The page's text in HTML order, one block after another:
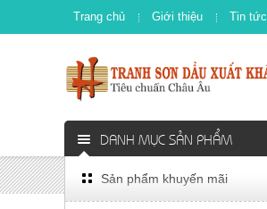
Trang chủ Giới thiệu Tin tức
DANH MỤC SẢN PHẨM
Sản phẩm khuyến mãi